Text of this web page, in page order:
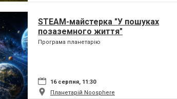
STEAM-майстерка "У пошуках
позаземного життя"
Програма планетарію
16 серпня, 11:30
Планетарій Noosphere